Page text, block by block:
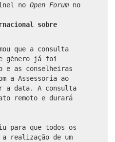
no Open Forum no
sobre
que a consulta
gênero já foi
e as conselheiras
a Assessoria ao
a data. A consulta
remoto e durará
para que todos os
a realização de um